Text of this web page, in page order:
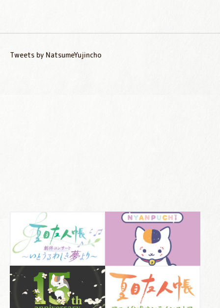
Tweets by NatsumeYujincho